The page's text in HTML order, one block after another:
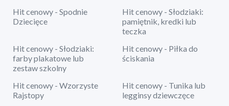
Hit cenowy - Spodnie
Dziecięce
Hit cenowy - Słodziaki:
pamiętnik, kredki lub
teczka
Hit cenowy - Słodziaki:
farby plakatowe lub
zestaw szkolny
Hit cenowy - Piłka do
ściskania
Hit cenowy - Wzorzyste
Rajstopy
Hit cenowy - Tunika lub
legginsy dziewczęce